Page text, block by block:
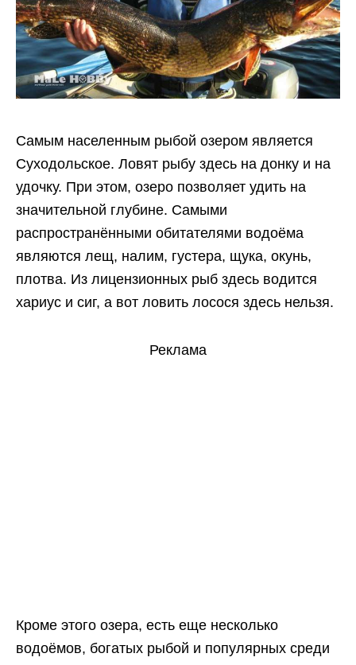
Самым населенным рыбой озером является
Суходольское. Ловят рыбу здесь на донку и на
удочку. При этом, озеро позволяет удить на
значительной глубине. Самыми
распространёнными обитателями водоёма
являются лещ, налим, густера, щука, окунь,
плотва. Из лицензионных рыб здесь водится
хариус и сиг, а вот ловить лосося здесь нельзя.
Реклама
Кроме этого озера, есть еще несколько
водоёмов, богатых рыбой и популярных среди